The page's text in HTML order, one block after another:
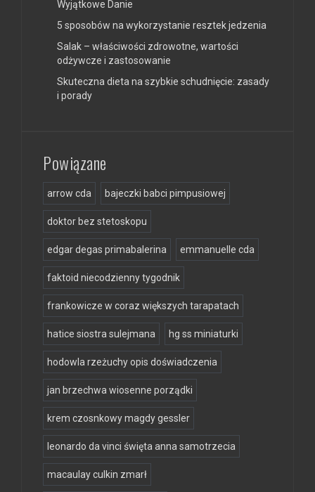
Wyjątkowe Danie
5 sposobów na wykorzystanie resztek jedzenia
Salak – właściwości zdrowotne, wartości
odżywcze i zastosowanie
Skuteczna dieta na szybkie schudnięcie: zasady
i porady
Powiązane
arrow cda bajeczki babci pimpusiowej
doktor bez stetoskopu
edgar degas primabalerina emmanuelle cda
faktoid niecodzienny tygodnik
frankowicze w coraz większych tarapatach
hatice siostra sulejmana hg ss miniaturki
hodowla rzeżuchy opis doświadczenia
jan brzechwa wiosenne porządki
krem czosnkowy magdy gessler
leonardo da vinci święta anna samotrzecia
macaulay culkin zmarł